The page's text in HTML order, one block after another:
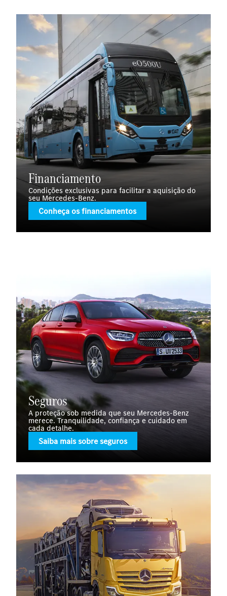
Financiamento
Condições exclusivas para facilitar a aquisição do
seu Mercedes-Benz.
Conheça os financiamentos
Seguros
A proteção sob medida que seu Mercedes-Benz
merece. Tranquilidade, confiança e cuidado em
cada detalhe.
Saiba mais sobre seguros